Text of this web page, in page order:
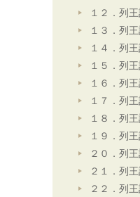
１２．列
１３．列
１４．列
１５．列
１６．列
１７．列
１８．列
１９．列
２０．列
２１．列
２２．列